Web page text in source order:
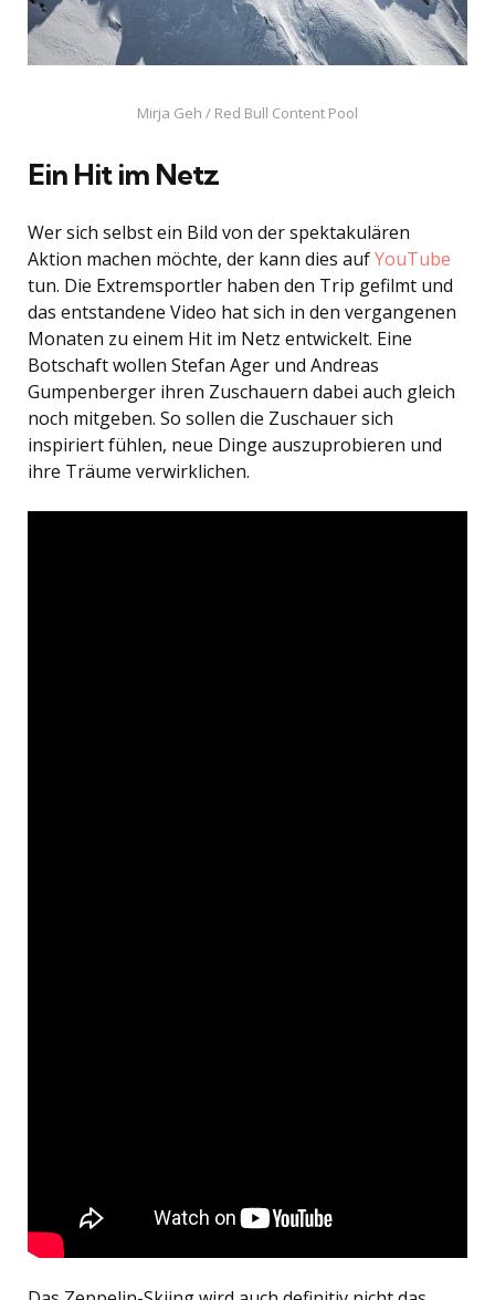
Mirja Geh / Red Bull Content Pool
Ein Hit im Netz
Wer sich selbst ein Bild von der spektakulären
Aktion machen möchte, der kann dies aufYouTube
tun. Die Extremsportler haben den Trip gefilmt und
das entstandene Video hat sich in den vergangenen
Monaten zu einem Hit im Netz entwickelt. Eine
Botschaft wollen Stefan Ager und Andreas
Gumpenberger ihren Zuschauern dabei auch gleich
noch mitgeben. So sollen die Zuschauer sich
inspiriert fühlen, neue Dinge auszuprobieren und
ihre Träume verwirklichen.